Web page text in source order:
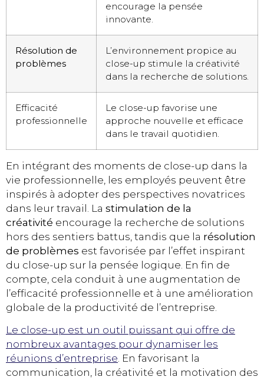
encourage la pensée
innovante.
Résolution de
problèmes
L’environnement propice au
close-up stimule la créativité
dans la recherche de solutions.
Efficacité
professionnelle
Le close-up favorise une
approche nouvelle et efficace
dans le travail quotidien.
En intégrant des moments de close-up dans la
vie professionnelle, les employés peuvent être
inspirés à adopter des perspectives novatrices
dans leur travail. La stimulation de la
créativité encourage la recherche de solutions
hors des sentiers battus, tandis que la résolution
de problèmes est favorisée par l’effet inspirant
du close-up sur la pensée logique. En fin de
compte, cela conduit à une augmentation de
l’efficacité professionnelle et à une amélioration
globale de la productivité de l’entreprise.
Le close-up est un outil puissant qui offre de
nombreux avantages pour dynamiser les
réunions d’entreprise. En favorisant la
communication, la créativité et la motivation des